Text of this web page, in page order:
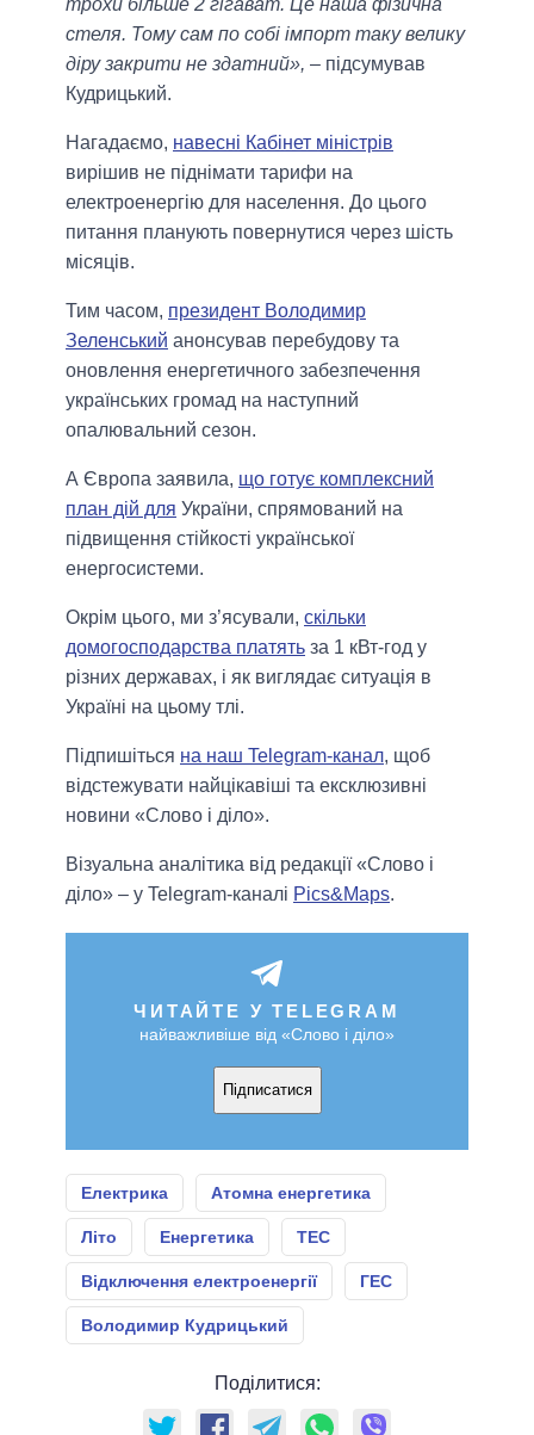
стеля. Тому сам по собі імпорт таку велику
діру закрити не здатний», – підсумував
Кудрицький.
Нагадаємо, навесні Кабінет міністрів
вирішив не піднімати тарифи на
електроенергію для населення. До цього
питання планують повернутися через шість
місяців.
Тим часом, президент Володимир
Зеленський анонсував перебудову та
оновлення енергетичного забезпечення
українських громад на наступний
опалювальний сезон.
А Європа заявила, що готує комплексний
план дій для України, спрямований на
підвищення стійкості української
енергосистеми.
Окрім цього, ми з’ясували, скільки
домогосподарства платять за 1 кВт-год у
різних державах, і як виглядає ситуація в
Україні на цьому тлі.
Підпишіться на наш Telegram-канал, щоб
відстежувати найцікавіші та ексклюзивні
новини «Слово і діло».
Візуальна аналітика від редакції «Слово і
діло» – у Telegram-каналі Pics&Maps.
ЧИТАЙТЕ У TELEGRAM
найважливіше від «Слово і діло»
Підписатися
Електрика Атомна енергетика
Літо Енергетика ТЕС
Відключення електроенергії ГЕС
Володимир Кудрицький
Поділитися: